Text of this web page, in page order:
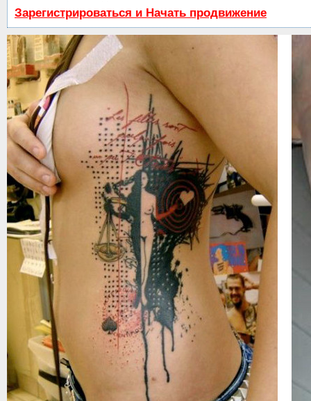
Зарегистрироваться и Начать продвижение